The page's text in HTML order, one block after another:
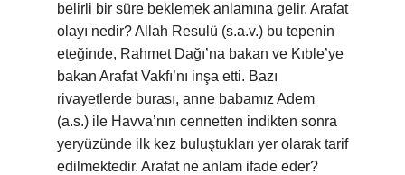
belirli bir süre beklemek anlamına gelir. Arafat
olayı nedir? Allah Resulü (s.a.v.) bu tepenin
eteğinde, Rahmet Dağı’na bakan ve Kıble’ye
bakan Arafat Vakfı’nı inşa etti. Bazı
rivayetlerde burası, anne babamız Adem
(a.s.) ile Havva’nın cennetten indikten sonra
yeryüzünde ilk kez buluştukları yer olarak tarif
edilmektedir. Arafat ne anlam ifade eder?